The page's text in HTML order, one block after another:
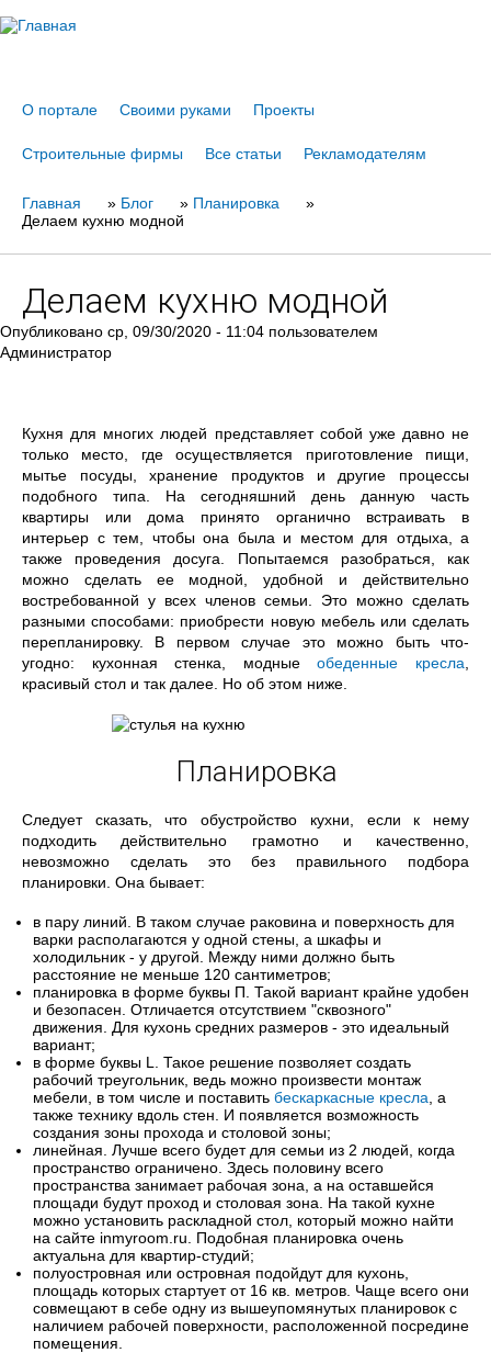
О портале Своими руками Проекты
Строительные фирмы Все статьи Рекламодателям
Вы
Главная » Блог » Планировка
»
Делаем кухню модной
Делаем кухню модной
Опубликовано ср, 09/30/2020 - 11:04 пользователем
Администратор
Кухня для многих людей представляет собой уже давно не
только место, где осуществляется приготовление пищи,
мытье посуды, хранение продуктов и другие процессы
подобного типа. На сегодняшний день данную часть
квартиры или дома принято органично встраивать в
интерьер с тем, чтобы она была и местом для отдыха, а
также проведения досуга. Попытаемся разобраться, как
можно сделать ее модной, удобной и действительно
востребованной у всех членов семьи. Это можно сделать
разными способами: приобрести новую мебель или сделать
перепланировку. В первом случае это можно быть что-
угодно: кухонная стенка, модныеобеденные кресла
красивый стол и так далее. Но об этом ниже.
Планировка
Следует сказать, что обустройство кухни, если к нему
подходить действительно грамотно и качественно,
невозможно сделать это без правильного подбора
планировки. Она бывает:
в пару линий. В таком случае раковина и поверхность для
варки располагаются у одной стены, а шкафы и
холодильник - у другой. Между ними должно быть
расстояние не меньше 120 сантиметров;
планировка в форме буквы П. Такой вариант крайне удобен
и безопасен. Отличается отсутствием "сквозного"
движения. Для кухонь средних размеров - это идеальный
вариант;
в форме буквы L. Такое решение позволяет создать
рабочий треугольник, ведь можно произвести монтаж
мебели, в том числе и поставить бескаркасные кресла , а
также технику вдоль стен. И появляется возможность
создания зоны прохода и столовой зоны;
линейная. Лучше всего будет для семьи из 2 людей, когда
пространство ограничено. Здесь половину всего
пространства занимает рабочая зона, а на оставшейся
площади будут проход и столовая зона. На такой кухне
можно установить раскладной стол, который можно найти
на сайте inmyroom.ru. Подобная планировка очень
актуальна для квартир-студий;
полуостровная или островная подойдут для кухонь,
площадь которых стартует от 16 кв. метров. Чаще всего они
совмещают в себе одну из вышеупомянутых планировок с
наличием рабочей поверхности, расположенной посредине
помещения.